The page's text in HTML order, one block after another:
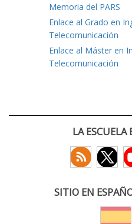
Memoria del PARS
Enlace al Grado en
Telecomunicación
Enlace al Máster en
Telecomunicación
LA ESCUELA
SITIO EN